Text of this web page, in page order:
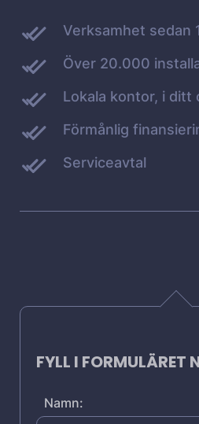
Verksamhet sedan
Över 20.000
Lokala kontor, i ditt
Förmånlig
Serviceavtal
FYLL I FORMULÄRET
Namn: